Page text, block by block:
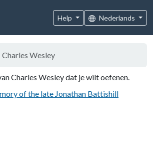
Help Nederlands
Charles Wesley
Charles Wesley dat je wilt oefenen.
of the late Jonathan Battishill